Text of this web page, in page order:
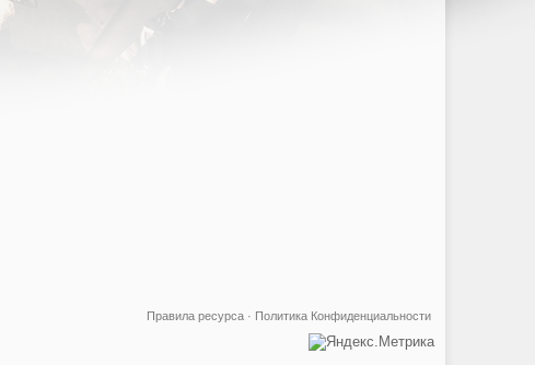
Политика Конфиденциальности
Правила ресурса ·